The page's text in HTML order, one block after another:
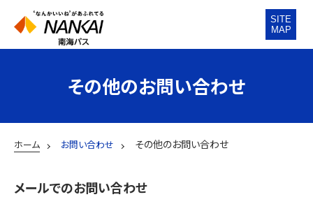
SITE
MAP
その他のお問い合わせ
ホーム お問い合わせ その他のお問い合わせ
メールでのお問い合わせ